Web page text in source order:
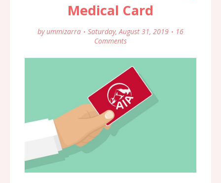
Medical Card
by ummizarra Saturday, August 31, 2019
16
Comments